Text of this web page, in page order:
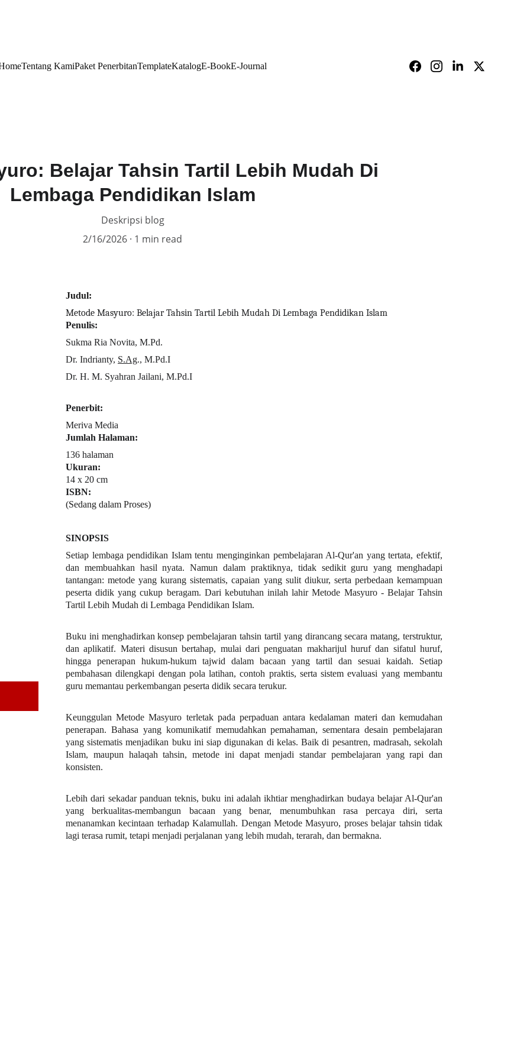
Tentang KamiPaket PenerbitanTemplateKatalogE-BookE-Journal
Belajar Tahsin Tartil Lebih Mudah Di
Lembaga Pendidikan Islam
Deskripsi blog
2/16/2026 1 min read
Judul:
Metode Masyuro: Belajar Tahsin Tartil Lebih Mudah Di Lembaga Pendidikan Islam
Penulis:
Sukma Ria Novita, M.Pd.
Dr. Indrianty, S.Ag., M.Pd.I
Dr. H. M. Syahran Jailani, M.Pd.I
Penerbit:
Meriva Media
Jumlah Halaman:
136 halaman
Ukuran:
14 x 20 cm
ISBN:
(Sedang dalam Proses)
SINOPSIS
Setiap lembaga pendidikan Islam tentu menginginkan pembelajaran Al-Qur'an yang tertata, efektif,
dan membuahkan hasil nyata. Namun dalam praktiknya, tidak sedikit guru yang menghadapi
tantangan: metode yang kurang sistematis, capaian yang sulit diukur, serta perbedaan kemampuan
peserta didik yang cukup beragam. Dari kebutuhan inilah lahir Metode Masyuro - Belajar Tahsin
Tartil Lebih Mudah di Lembaga Pendidikan Islam.
Buku ini menghadirkan konsep pembelajaran tahsin tartil yang dirancang secara matang, terstruktur,
dan aplikatif. Materi disusun bertahap, mulai dari penguatan makharijul huruf dan sifatul huruf,
hingga penerapan hukum-hukum tajwid dalam bacaan yang tartil dan sesuai kaidah. Setiap
pembahasan dilengkapi dengan pola latihan, contoh praktis, serta sistem evaluasi yang membantu
guru memantau perkembangan peserta didik secara terukur.
Keunggulan Metode Masyuro terletak pada perpaduan antara kedalaman materi dan kemudahan
penerapan. Bahasa yang komunikatif memudahkan pemahaman, sementara desain pembelajaran
yang sistematis menjadikan buku ini siap digunakan di kelas. Baik di pesantren, madrasah, sekolah
Islam, maupun halaqah tahsin, metode ini dapat menjadi standar pembelajaran yang rapi dan
konsisten.
Lebih dari sekadar panduan teknis, buku ini adalah ikhtiar menghadirkan budaya belajar Al-Qur'an
yang berkualitas-membangun bacaan yang benar, menumbuhkan rasa percaya diri, serta
menanamkan kecintaan terhadap Kalamullah. Dengan Metode Masyuro, proses belajar tahsin tidak
lagi terasa rumit, tetapi menjadi perjalanan yang lebih mudah, terarah, dan bermakna.